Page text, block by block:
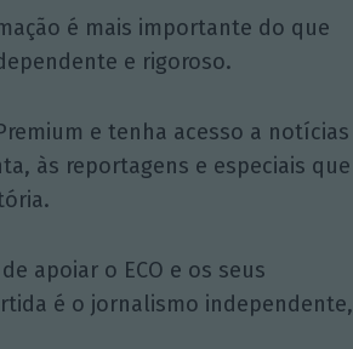
é mais importante do que
e rigoroso.
e tenha acesso a notícias
às reportagens e especiais que
apoiar o ECO e os seus
é o jornalismo independente,